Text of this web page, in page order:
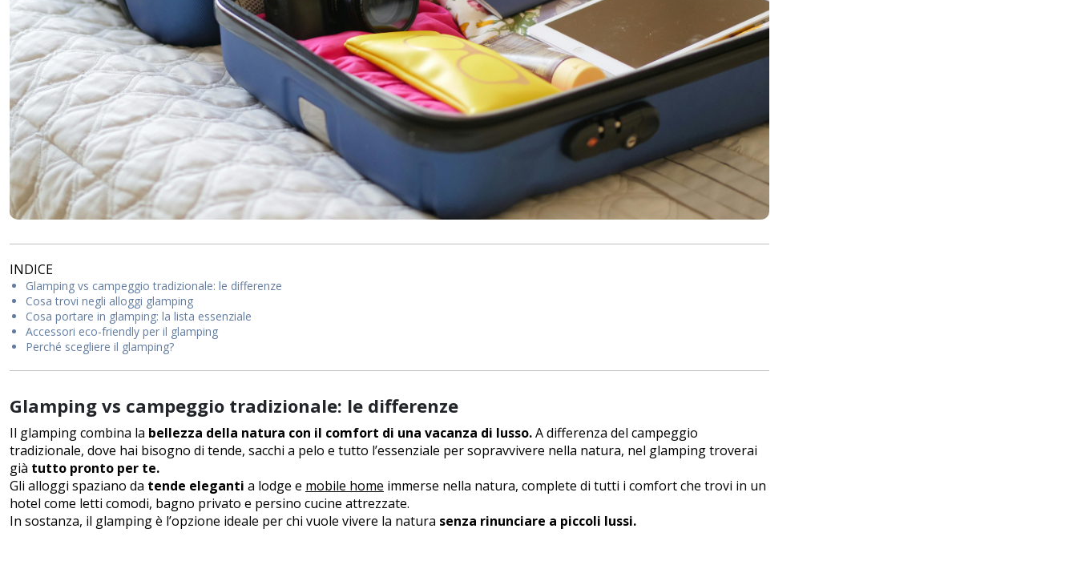
INDICE
Glamping vs campeggio tradizionale: le differenze
Cosa trovi negli alloggi glamping
Cosa portare in glamping: la lista essenziale
Accessori eco-friendly per il glamping
Perché scegliere il glamping?
Glamping vs campeggio tradizionale: le differenze
Il glamping combina la bellezza della natura con il comfort di una vacanza di lusso.A differenza del campeggio
tradizionale, dove hai bisogno di tende, sacchi a pelo e tutto l’essenziale per sopravvivere nella natura, nel glamping troverai
già tutto pronto per te.
Gli alloggi spaziano da tende eleganti a lodge e mobile home immerse nella natura, complete di tutti i comfort che trovi in un
hotel come letti comodi, bagno privato e persino cucine attrezzate.
In sostanza, il glamping è l’opzione ideale per chi vuole vivere la natura senza rinunciare a piccoli lussi.